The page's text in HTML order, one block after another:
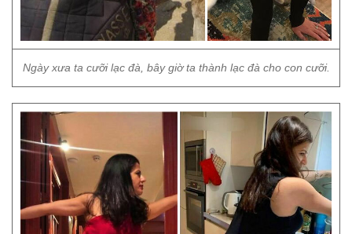
Ngày xưa ta cưỡi lạc đà, bây giờ ta thành lạc đà cho con cưỡi.